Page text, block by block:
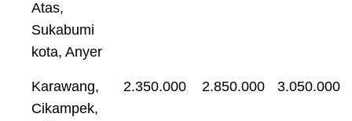
Atas,
Sukabumi
kota, Anyer
Karawang,
Cikampek,
2.350.000 2.850.000 3.050.000